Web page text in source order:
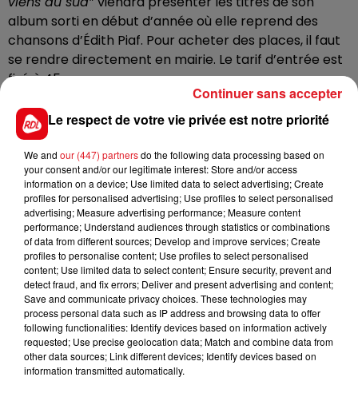
album sorti en début d’année où elle reprend des
chansons d’Édith Piaf. Pour acheter des places, il faut
se rendre directement en mairie. Le tarif d’entrée est
fixé à 45 euros.
Avant cela,Chimène Badi sera l’une des têtes
d’affiche du premier festival de l'Ascenseur à Bâteaux
en juillet prochain, à Arques.
FIL D'ACTUS
Le respect de votre vie privée est notre priorité
We and our (447) partnersdo the following data processing based on
your consent and/or our legitimate interest: Store and/or access
information on a device; Use limited data to select advertising; Create
profiles for personalised advertising; Use profiles to select personalised
advertising; Measure advertising performance; Measure content
performance; Understand audiences through statistics or combinations
of data from different sources; Develop and improve services; Create
profiles to personalise content; Use profiles to select personalised
content; Use limited data to select content; Ensure security, prevent and
detect fraud, and fix errors; Deliver and present advertising and content;
Save and communicate privacy choices. These technologies may
process personal data such as IP address and browsing data to offer
following functionalities: Identify devices based on information actively
requested; Use precise geolocation data; Match and combine data from
other data sources; Link different devices; Identify devices based on
information transmitted automatically.
Continuer sans accepter